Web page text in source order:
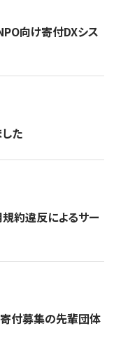
向け寄付DXシス
た
約違反によるサー
寄付募集の先輩団体